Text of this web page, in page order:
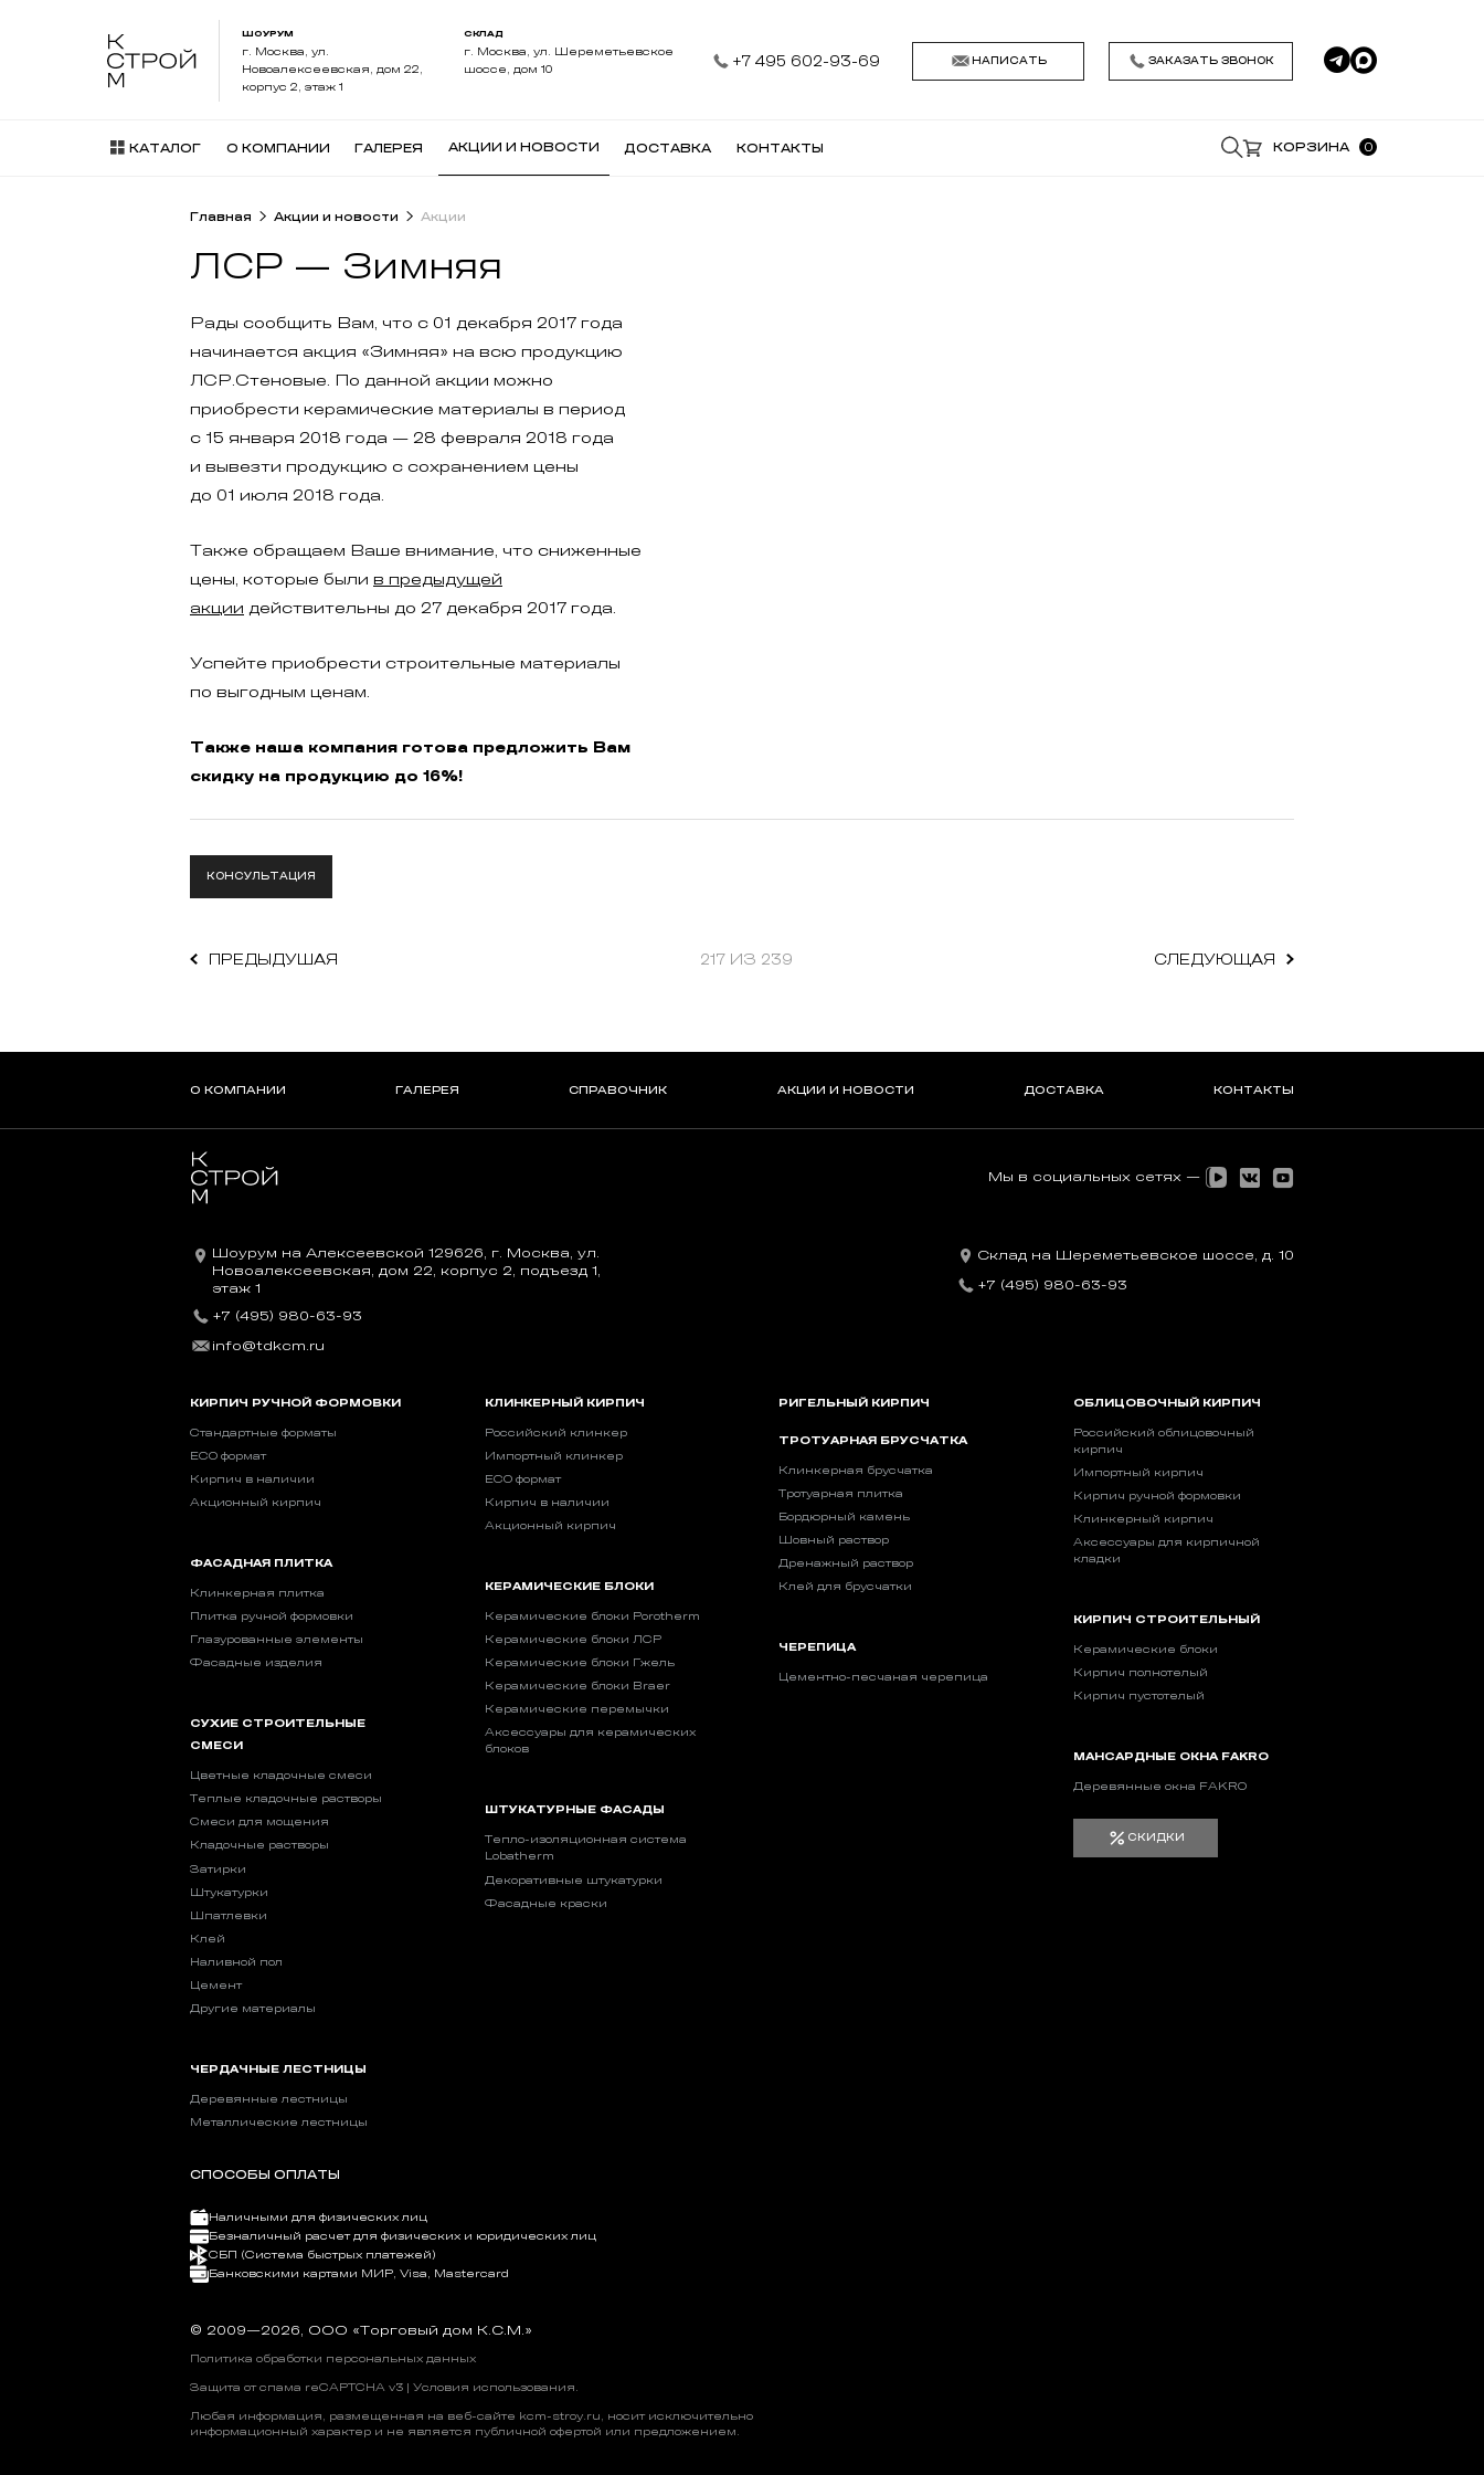
ШОУРУМ
г. Москва, ул.
Новоалексеевская, дом 22,
корпус 2, этаж 1
СКЛАД
г. Москва, ул. Шереметьевское
шоссе, дом 10
+7 495 602-93-69 НАПИСАТЬ ЗАКАЗАТЬ ЗВОНОК
КАТАЛОГ О КОМПАНИИ ГАЛЕРЕЯ АКЦИИ И НОВОСТИ ДОСТАВКА КОНТАКТЫ КОРЗИНА 0
Главная Акции и новости Акции
ЛСР — Зимняя
Рады сообщить Вам, что с 01 декабря 2017 года
начинается акция «Зимняя» на всю продукцию
ЛСР.Стеновые. По данной акции можно
приобрести керамические материалы в период
с 15 января 2018 года — 28 февраля 2018 года
и вывезти продукцию с сохранением цены
до 01 июля 2018 года.
Также обращаем Ваше внимание, что сниженные
цены, которые были в предыдущей
акции действительны до 27 декабря 2017 года.
Успейте приобрести строительные материалы
по выгодным ценам.
Также наша компания готова предложить Вам
скидку на продукцию до 16%!
КОНСУЛЬТАЦИЯ
ПРЕДЫДУШАЯ 217 ИЗ 239 СЛЕДУЮЩАЯ
О КОМПАНИИ ГАЛЕРЕЯ СПРАВОЧНИК АКЦИИ И НОВОСТИ ДОСТАВКА КОНТАКТЫ
Мы в социальных сетях —
Шоурум на Алексеевской 129626, г. Москва, ул.
Новоалексеевская, дом 22, корпус 2, подъезд 1,
этаж 1
+7 (495) 980-63-93
info@tdkcm.ru
Склад на Шереметьевское шоссе, д. 10
+7 (495) 980-63-93
КИРПИЧ РУЧНОЙ ФОРМОВКИ
Стандартные форматы
ECO формат
Кирпич в наличии
Акционный кирпич
ФАСАДНАЯ ПЛИТКА
Клинкерная плитка
Плитка ручной формовки
Глазурованные элементы
Фасадные изделия
СУХИЕ СТРОИТЕЛЬНЫЕ
СМЕСИ
Цветные кладочные смеси
Теплые кладочные растворы
Смеси для мощения
Кладочные растворы
Затирки
Штукатурки
Шпатлевки
Клей
Наливной пол
Цемент
Другие материалы
ЧЕРДАЧНЫЕ ЛЕСТНИЦЫ
Деревянные лестницы
Металлические лестницы
КЛИНКЕРНЫЙ КИРПИЧ
Российский клинкер
Импортный клинкер
ECO формат
Кирпич в наличии
Акционный кирпич
КЕРАМИЧЕСКИЕ БЛОКИ
Керамические блоки Porotherm
Керамические блоки ЛСР
Керамические блоки Гжель
Керамические блоки Braer
Керамические перемычки
Аксессуары для керамических
блоков
ШТУКАТУРНЫЕ ФАСАДЫ
Тепло-изоляционная система
Lobatherm
Декоративные штукатурки
Фасадные краски
РИГЕЛЬНЫЙ КИРПИЧ
ТРОТУАРНАЯ БРУСЧАТКА
Клинкерная брусчатка
Тротуарная плитка
Бордюрный камень
Шовный раствор
Дренажный раствор
Клей для брусчатки
ЧЕРЕПИЦА
Цементно-песчаная черепица
ОБЛИЦОВОЧНЫЙ КИРПИЧ
Российский облицовочный
кирпич
Импортный кирпич
Кирпич ручной формовки
Клинкерный кирпич
Аксессуары для кирпичной
кладки
КИРПИЧ СТРОИТЕЛЬНЫЙ
Керамические блоки
Кирпич полнотелый
Кирпич пустотелый
МАНСАРДНЫЕ ОКНА FAKRO
Деревянные окна FAKRO
СКИДКИ
СПОСОБЫ ОПЛАТЫ
Наличными для физических лиц
Безналичный расчет для физических и юридических лиц
СБП (Система быстрых платежей)
Банковскими картами МИР, Visa, Mastercard
© 2009—2026, OOO «Торговый дом К.С.М.»
Политика обработки персональных данных
Защита от спама reCAPTCHA v3 | Условия использования.
Любая информация, размещенная на веб-сайте kcm-stroy.ru, носит исключительно
информационный характер и не является публичной офертой или предложением.